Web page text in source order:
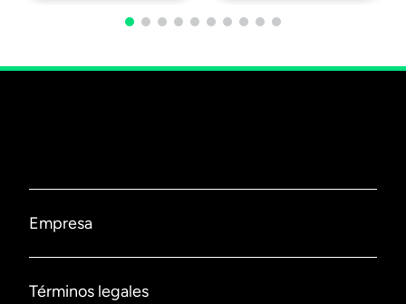
Empresa
Nosotros
Términos legales